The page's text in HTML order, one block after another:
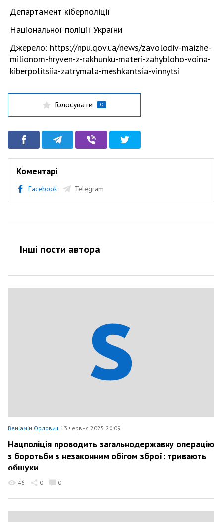
Департамент кіберполіції
Національної поліції України
Джерело: https://npu.gov.ua/news/zavolodiv-maizhe-
milionom-hryven-z-rakhunku-materi-zahybloho-voina-
kiberpolitsiia-zatrymala-meshkantsia-vinnytsi
Голосувати 0
Коментарі
Facebook Telegram
Інші пости автора
Веніамін Орлович 13 червня 2025 20:09
Нацполіція проводить загальнодержавну операцію
з боротьби з незаконним обігом зброї: тривають
обшуки
46 0 0